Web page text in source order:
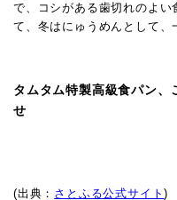
で、コシがある歯切れのよい
て、冬はにゅうめんとして、
タムタム特製高級食パン、
せ
(出典： さとふる公式サイト)